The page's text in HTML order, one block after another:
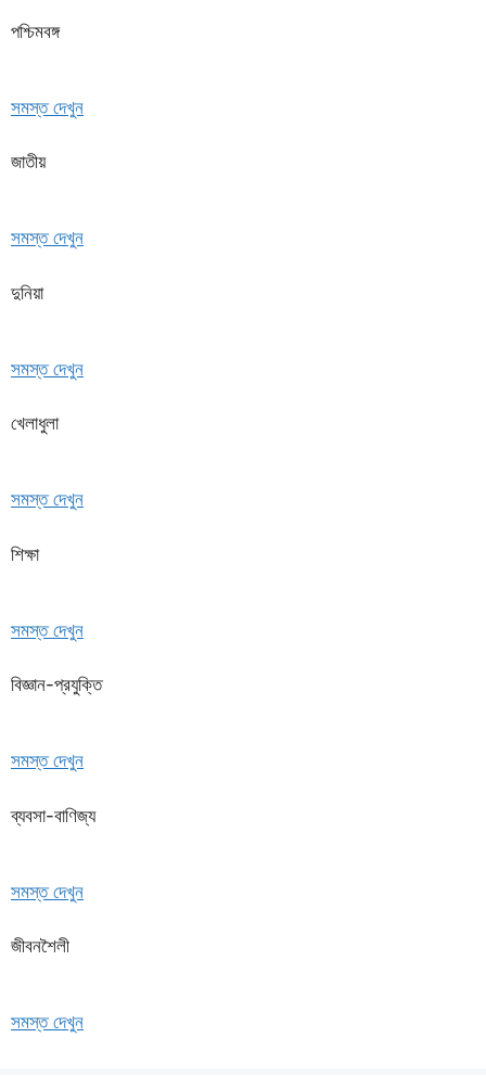
পশ্চিমবঙ্গ
সমস্ত দেখুন
জাতীয়
সমস্ত দেখুন
দুনিয়া
সমস্ত দেখুন
খেলাধুলা
সমস্ত দেখুন
শিক্ষা
সমস্ত দেখুন
বিজ্ঞান-প্রযুক্তি
সমস্ত দেখুন
ব্যবসা-বাণিজ্য
সমস্ত দেখুন
জীবনশৈলী
সমস্ত দেখুন